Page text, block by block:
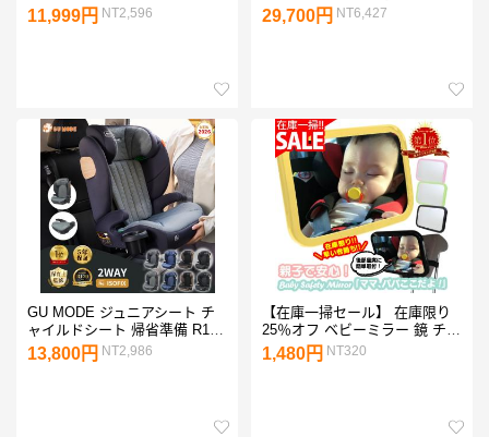
トRBC-015DX2 電動自転車や
ママチャリ対応自転車用後ろ用
11,999円 NT2,596
SOLUTION G2 チャイルドシー
ト ジュニアシート R129
29,700円 NT6,427
GU MODE ジュニアシート チ
ャイルドシート 帰省準備 R129
適合／ISOFIX・シートベルト
固定両対応 2wayモデル 3歳頃
13,800円 NT2,986
【在庫一掃セール】 在庫限り
25％オフ ベビーミラー 鏡 チャ
イルドシート 後ろ向き 車 子供
ミラー 赤ちゃん 新生児 車 車
1,480円 NT320